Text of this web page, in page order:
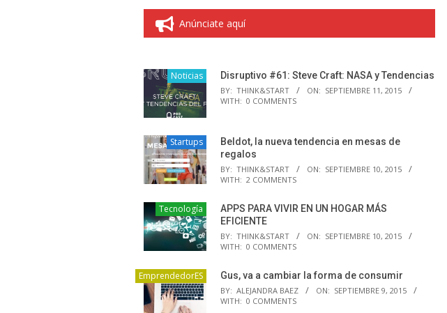
Anúnciate aquí
Noticias Disruptivo #61: Steve Craft: NASA y Tendencias
BY: THINK&START ON: SEPTIEMBRE 11, 2015
WITH: 0 COMMENTS
Startups
Beldot, la nueva tendencia en mesas de
regalos
BY: THINK&START ON: SEPTIEMBRE 10, 2015
WITH: 2 COMMENTS
Tecnología
APPS PARA VIVIR EN UN HOGAR MÁS
EFICIENTE
BY: THINK&START ON: SEPTIEMBRE 10, 2015
WITH: 0 COMMENTS
EmprendedorES Gus, va a cambiar la forma de consumir
BY: ALEJANDRA BAEZ ON: SEPTIEMBRE 9, 2015
WITH: 0 COMMENTS